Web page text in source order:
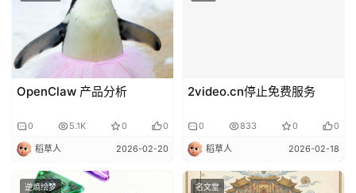
OpenClaw 产品分析
0 5.1K 0 0
稻草人 2026-02-20
2video.cn停止免费服务
0 833 0 0
稻草人 2026-02-18
逆熵绘梦 名文堂